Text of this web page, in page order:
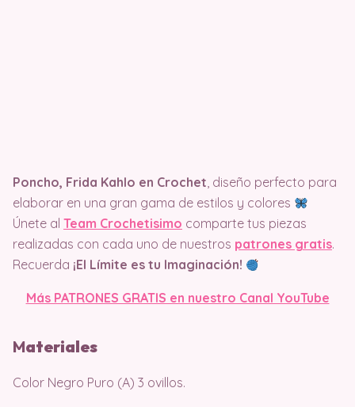
Poncho, Frida Kahlo en Crochet, diseño perfecto para
elaborar en una gran gama de estilos y colores
Únete al Team Crochetisimo comparte tus piezas
realizadas con cada uno de nuestros patrones gratis.
Recuerda ¡El Límite es tu Imaginación!
Más PATRONES GRATIS en nuestro Canal YouTube
Materiales
Color Negro Puro (A) 3 ovillos.